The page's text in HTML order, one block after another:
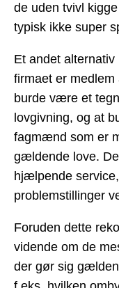
de uden tvivl
typisk ikke super
Et andet
firmaet er
burde være et
lovgivning, og at
fagmænd som er
gældende love.
hjælpende
problemstillinger
Foruden dette
vidende om de
der gør sig